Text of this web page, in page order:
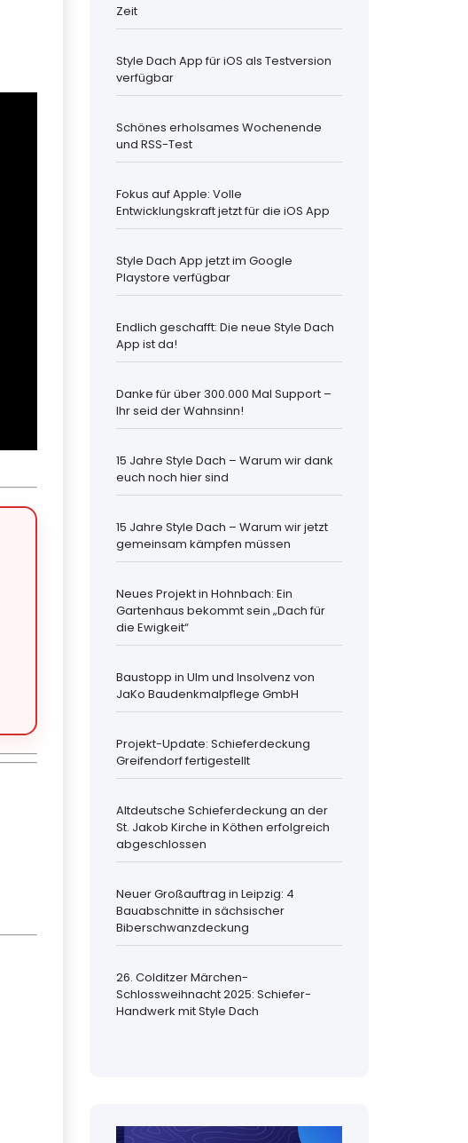
Zeit
Style Dach App für iOS als Testversion
verfügbar
Schönes erholsames Wochenende
und RSS-Test
Fokus auf Apple: Volle
Entwicklungskraft jetzt für die iOS App
Style Dach App jetzt im Google
Playstore verfügbar
Endlich geschafft: Die neue Style Dach
App ist da!
Danke für über 300.000 Mal Support –
Ihr seid der Wahnsinn!
15 Jahre Style Dach – Warum wir dank
euch noch hier sind
15 Jahre Style Dach – Warum wir jetzt
gemeinsam kämpfen müssen
Neues Projekt in Hohnbach: Ein
Gartenhaus bekommt sein „Dach für
die Ewigkeit“
Baustopp in Ulm und Insolvenz von
JaKo Baudenkmalpflege GmbH
Projekt-Update: Schieferdeckung
Greifendorf fertigestellt
Altdeutsche Schieferdeckung an der
St. Jakob Kirche in Köthen erfolgreich
abgeschlossen
Neuer Großauftrag in Leipzig: 4
Bauabschnitte in sächsischer
Biberschwanzdeckung
26. Colditzer Märchen-
Schlossweihnacht 2025: Schiefer-
Handwerk mit Style Dach